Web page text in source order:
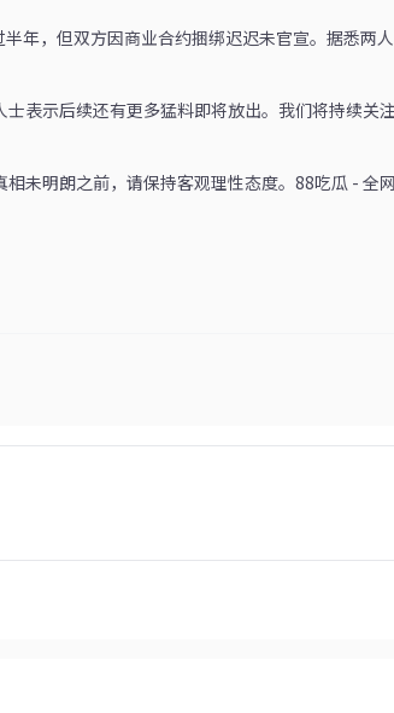
年，但双方因商业合约捆绑迟迟未官宣。据悉两
表示后续还有更多猛料即将放出。我们将持续关
未明朗之前，请保持客观理性态度。88吃瓜 - 全